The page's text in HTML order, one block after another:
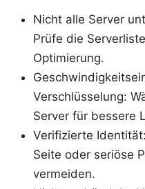
Nicht alle Server
Prüfe die
Optimierung.
Verschlüsselung:
Server für bessere
Verifizierte
Seite oder seriöse
vermeiden.